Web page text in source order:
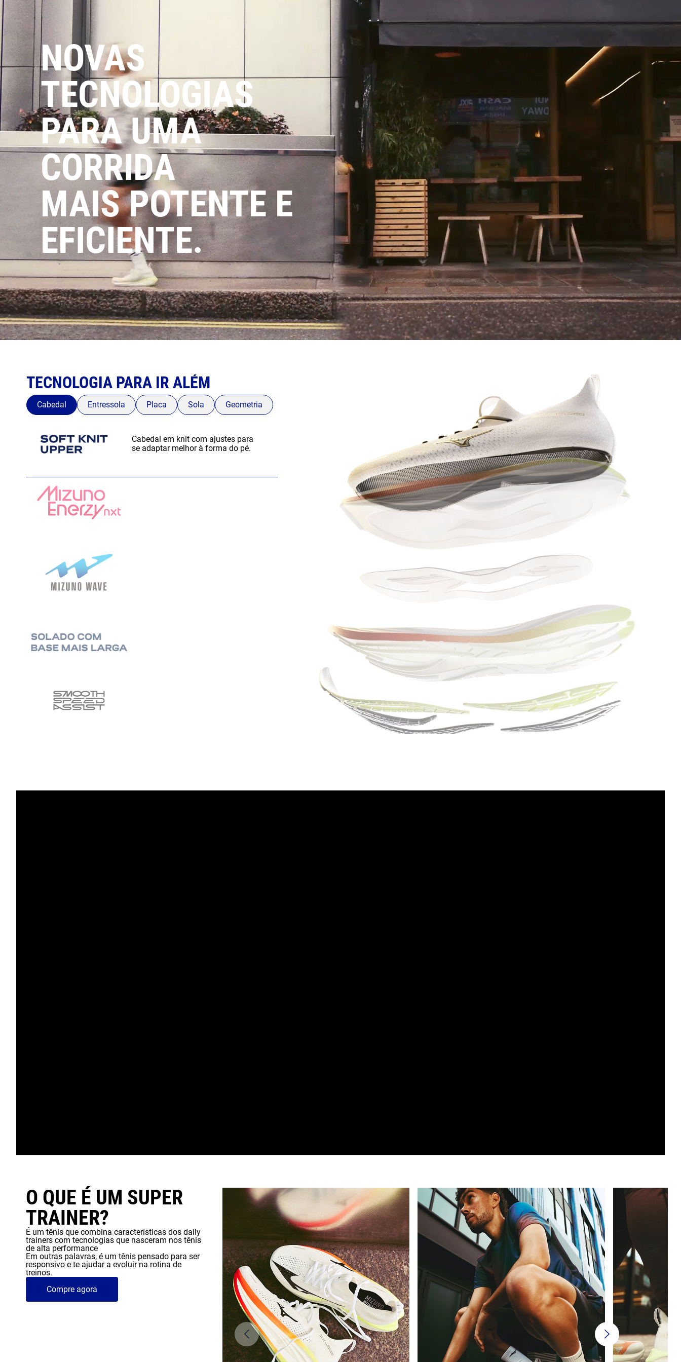
NOVAS
TECNOLOGIAS
PARA UMA
CORRIDA
MAIS POTENTE E
EFICIENTE.
TECNOLOGIA PARA IR ALÉM
Cabedal Entressola Placa Sola Geometria
Cabedal em knit com ajustes para
se adaptar melhor à forma do pé.
O QUE É UM SUPER
TRAINER?
É um tênis que combina características dos daily
trainers com tecnologias que nasceram nos tênis
de alta performance
Em outras palavras, é um tênis pensado para ser
responsivo e te ajudar a evoluir na rotina de
treinos.
Compre agora